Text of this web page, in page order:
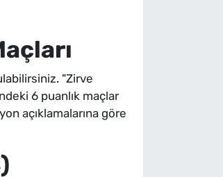
"Zirve
6 puanlık maçlar
açıklamalarına göre